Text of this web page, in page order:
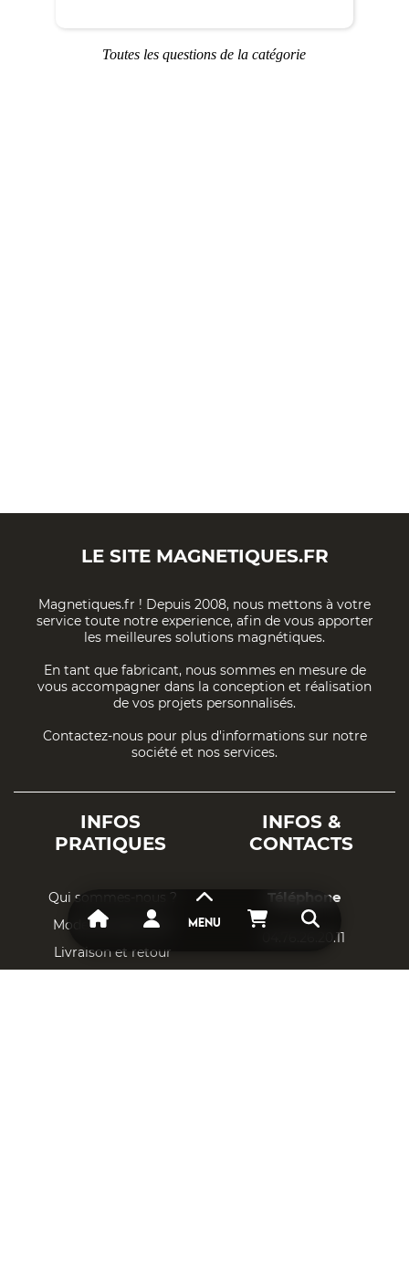
MENU
Toutes les questions de la catégorie
LE SITE MAGNETIQUES.FR
Magnetiques.fr ! Depuis 2008, nous mettons à votre
service toute notre experience, afin de vous apporter
les meilleures solutions magnétiques.
En tant que fabricant, nous sommes en mesure de
vous accompagner dans la conception et réalisation
de vos projets personnalisés.
Contactez-nous pour plus d'informations sur notre
société et nos services.
INFOS
PRATIQUES
Qui sommes-nous ?
Mode de paiement
Livraison et retour
INFOS &
CONTACTS
Téléphone
04.76.26.20.11